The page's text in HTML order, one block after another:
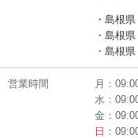
・島根
・島根
・島根
営業時間 月：
水：
金：
日 ：